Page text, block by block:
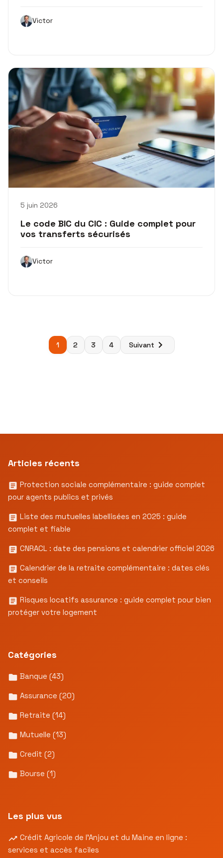
Victor
5 juin 2026
Le code BIC du CIC : Guide complet pour
vos transferts sécurisés
Victor
Pagination
des
1 2 3 4 Suivant
Articles récents
Protection sociale complémentaire : guide complet
pour agents publics et privés
Liste des mutuelles labellisées en 2025 : guide
complet et fiable
CNRACL : date des pensions et calendrier officiel 2026
Calendrier de la retraite complémentaire : dates clés
et conseils
Risques locatifs assurance : guide complet pour bien
protéger votre logement
Catégories
Banque (43)
Assurance (20)
Retraite (14)
Mutuelle (13)
Credit (2)
Bourse (1)
Les plus vus
Crédit Agricole de l’Anjou et du Maine en ligne :
services et accès faciles